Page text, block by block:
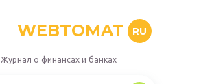
WEBTOMAT RU
Журнал о финансах и банках